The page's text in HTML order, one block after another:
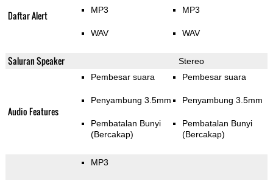
Daftar Alert MP3
WAV
MP3
WAV
Saluran Speaker Stereo
Audio Features
Pembesar suara
Penyambung 3.5mm
Pembatalan Bunyi
(Bercakap)
Pembesar suara
Penyambung 3.5mm
Pembatalan Bunyi
(Bercakap)
MP3